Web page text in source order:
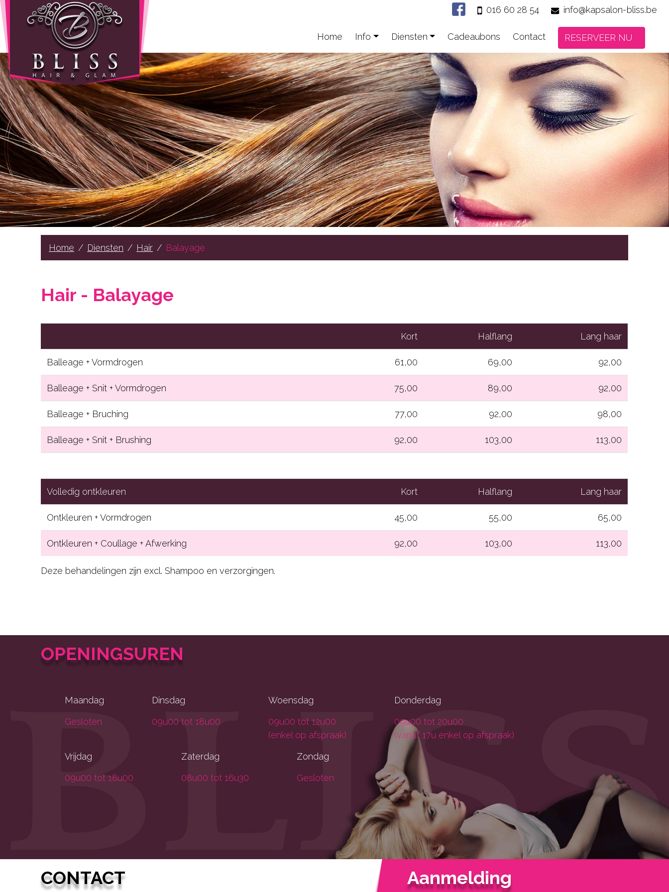
Wie
zijn
wij
Onze
producten
Prijzen
Gastenboek
Diensten
Hair
Beauty
Lichaamsbehandelingen
Contact
RESERVEER NU
info@kapsalon-bliss.be
016 60 28 54
Home Info Diensten Cadeaubons Contact RESERVEER NU
Home Diensten Hair Balayage
Hair - Balayage
Kort Halflang Lang haar
Balleage + Vormdrogen 61,00 69,00 92,00
Balleage + Snit + Vormdrogen 75,00 89,00 92,00
Balleage + Bruching 77,00 92,00 98,00
Balleage + Snit + Brushing 92,00 103,00 113,00
Volledig ontkleuren Kort Halflang Lang haar
Ontkleuren + Vormdrogen 45,00 55,00 65,00
Ontkleuren + Coullage + Afwerking 92,00 103,00 113,00
Deze behandelingen zijn excl. Shampoo en verzorgingen.
OPENINGSUREN
Maandag
Gesloten
Dinsdag
09u00 tot 18u00
Woensdag
09u00 tot 12u00
(enkel op afspraak)
Donderdag
09u00 tot 20u00
(vanaf 17u enkel op afspraak)
Vrijdag
09u00 tot 18u00
Zaterdag
08u00 tot 16u30
Zondag
Gesloten
CONTACT
Aanmelding